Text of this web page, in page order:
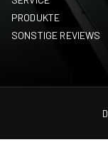
PRODUKTE
SONSTIGE REVIEWS